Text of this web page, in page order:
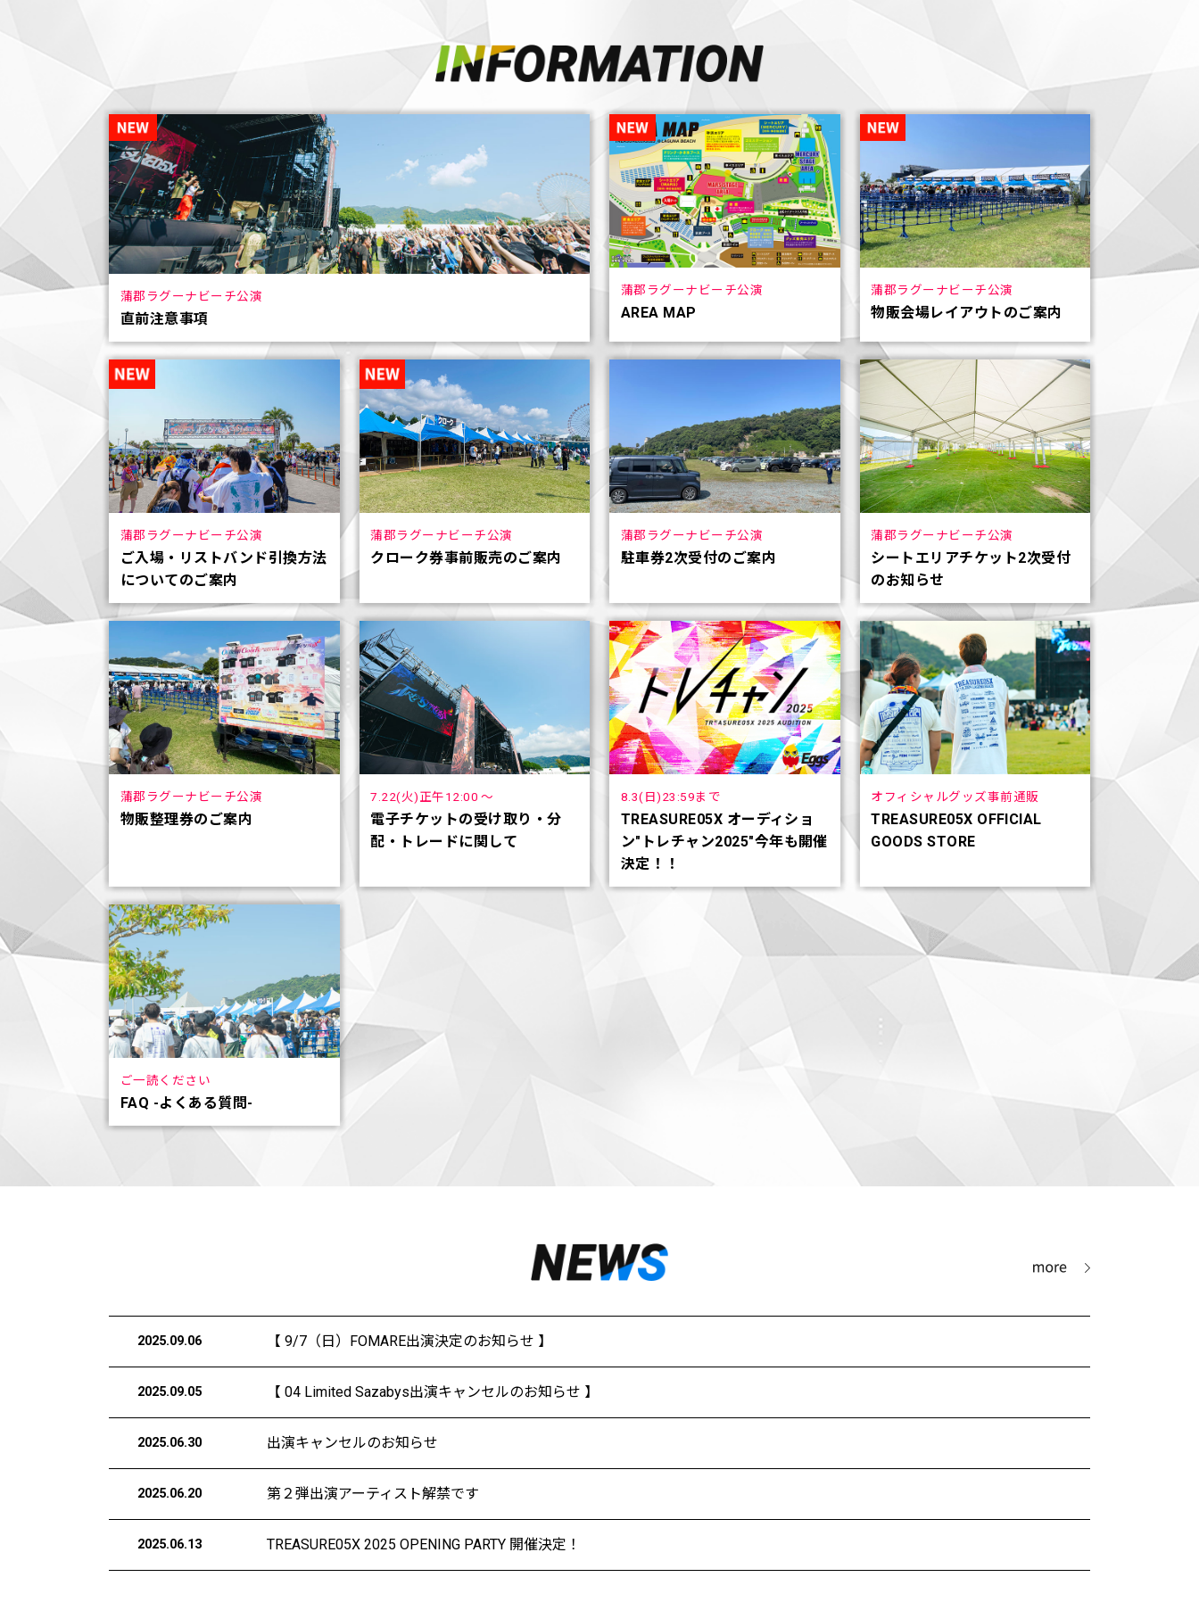
蒲郡ラグーナビーチ公演
直前注意事項
蒲郡ラグーナビーチ公演
AREA MAP
蒲郡ラグーナビーチ公演
物販会場レイアウトのご案内
蒲郡ラグーナビーチ公演
ご入場・リストバンド引換方法
についてのご案内
蒲郡ラグーナビーチ公演
クローク券事前販売のご案内
蒲郡ラグーナビーチ公演
駐車券2次受付のご案内
蒲郡ラグーナビーチ公演
シートエリアチケット2次受付
のお知らせ
蒲郡ラグーナビーチ公演
物販整理券のご案内
7.22(火)正午12:00 ～
電子チケットの受け取り・分
配・トレードに関して
8.3(日)23:59まで
TREASURE05X オーディショ
ン"トレチャン2025"今年も開催
決定！！
オフィシャルグッズ事前通販
TREASURE05X OFFICIAL
GOODS STORE
ご一読ください
FAQ -よくある質問-
2025.09.06 【 9/7（日）FOMARE出演決定のお知らせ 】
2025.09.05 【 04 Limited Sazabys出演キャンセルのお知らせ 】
2025.06.30 出演キャンセルのお知らせ
2025.06.20 第２弾出演アーティスト解禁です
2025.06.13 TREASURE05X 2025 OPENING PARTY 開催決定！